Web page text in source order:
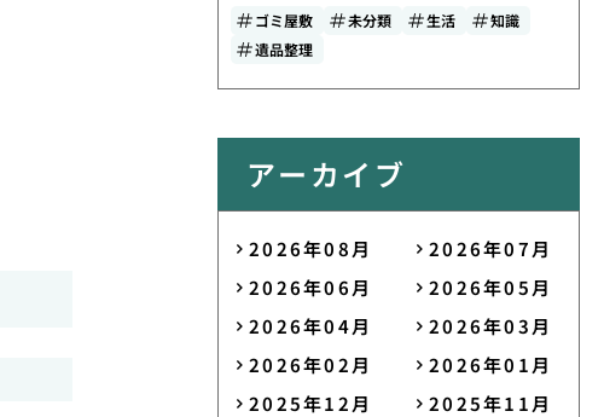
ゴミ屋敷 未分類 生活
知識
遺品整理
アーカイブ
2026年08月
2026年07月
2026年06月
2026年05月
2026年04月
2026年03月
2026年02月
2026年01月
2025年12月
2025年11月